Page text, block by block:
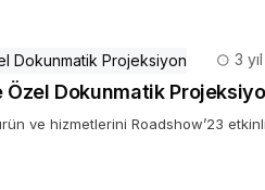
3
Özel Dokunmatik
ve hizmetlerini Roadshow’23